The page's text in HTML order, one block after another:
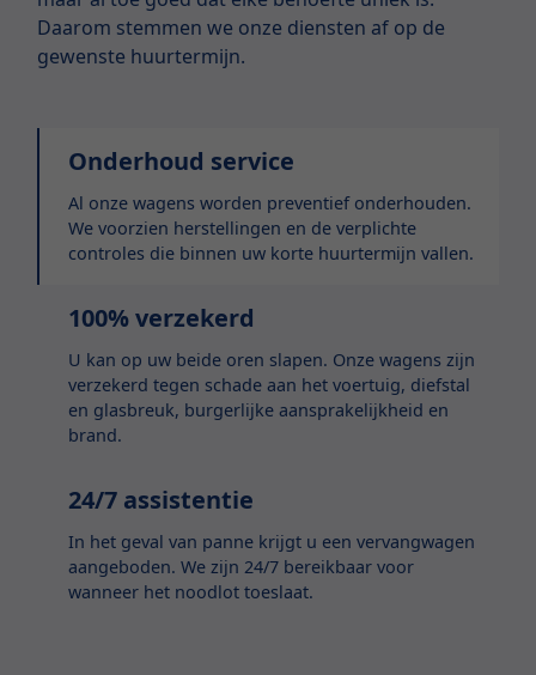
Daarom stemmen we onze diensten af op de
gewenste huurtermijn.
Onderhoud service
Al onze wagens worden preventief onderhouden.
We voorzien herstellingen en de verplichte
controles die binnen uw korte huurtermijn vallen.
100% verzekerd
U kan op uw beide oren slapen. Onze wagens zijn
verzekerd tegen schade aan het voertuig, diefstal
en glasbreuk, burgerlijke aansprakelijkheid en
brand.
24/7 assistentie
In het geval van panne krijgt u een vervangwagen
aangeboden. We zijn 24/7 bereikbaar voor
wanneer het noodlot toeslaat.